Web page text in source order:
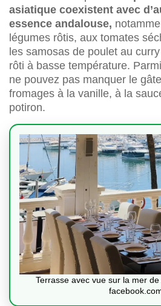
asiatique coexistent avec
essence andalouse,
légumes rôtis, aux tomates
les samosas de poulet au
rôti à basse température.
ne pouvez pas manquer le
fromages à la vanille, à la
potiron.
Terrasse avec vue sur la mer